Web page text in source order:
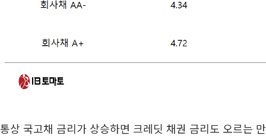
통상 국고채 금리가 상승하면 크레딧 채권 금리도 오르는